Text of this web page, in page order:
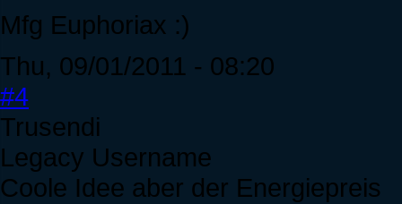
Mfg Euphoriax :)
Thu, 09/01/2011 - 08:20
#4
Trusendi
Legacy Username
Coole Idee aber der Energiepreis